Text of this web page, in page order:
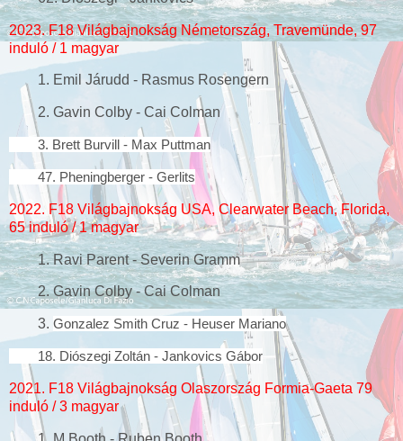
2023. F18 Világbajnokság Németország, Travemünde, 97
induló / 1 magyar
1. Emil Járudd - Rasmus Rosengern
2. Gavin Colby - Cai Colman
3. Brett Burvill - Max Puttman
47. Pheningberger - Gerlits
2022. F18 Világbajnokság USA, Clearwater Beach, Florida,
65 induló / 1 magyar
1. Ravi Parent - Severin Gramm
2. Gavin Colby - Cai Colman
3. Gonzalez Smith Cruz - Heuser Mariano
18. Diószegi Zoltán - Jankovics Gábor
2021. F18 Világbajnokság Olaszország Formia-Gaeta 79
induló / 3 magyar